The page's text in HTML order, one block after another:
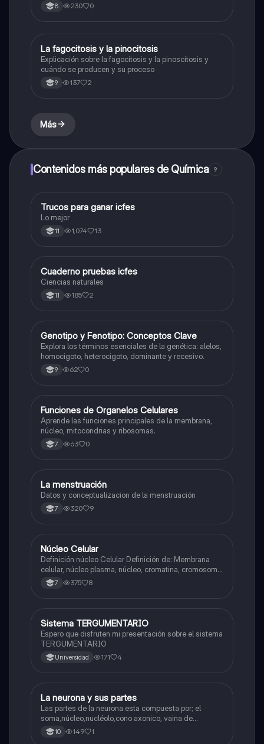
8 230 0
Biologia
La fagocitosis y la pinocitosis
Explicación sobre la fagocitosis y la pinoscitosis y
cuándo se producen y su proceso
9 137 2
Más
Contenidos más populares de Química 9
Química
Trucos para ganar icfes
Lo mejor
11 1,074 13
Biologia
Cuaderno pruebas icfes
Ciencias naturales
11 185 2
GBiologia
Genotipo y Fenotipo: Conceptos Clave
Explora los términos esenciales de la genética: alelos,
homocigoto, heterocigoto, dominante y recesivo.
9 62 0
FBiologia
Funciones de Organelos Celulares
Aprende las funciones principales de la membrana,
núcleo, mitocondrias y ribosomas.
7 63 0
Biologia
La menstruación
Datos y conceptualizacion de la menstruación
7 320 9
Biologia
Núcleo Celular
Definición núcleo Celular Definición de: Membrana
celular, núcleo plasma, núcleo, cromatina, cromosoma
Interfase Fases de la interfase
7 375 8
Biologia
Sistema TERGUMENTARIO
Espero que disfruten mi presentación sobre el sistema
TERGUMENTARIO
Universidad 171 4
Biologia
La neurona y sus partes
Las partes de la neurona esta compuesta por; el
soma,núcleo,nucléolo,cono axonico, vaina de
mielina,celula schwan,núcleo de schwann,nódulo de
Ranvier,terminal axonico Arborizacion terminal, botón
10 149 1